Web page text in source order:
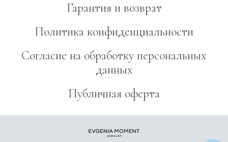
Гарантия и возврат
Политика конфиденциальности
Согласие на обработку персональных
данных
Публичная оферта